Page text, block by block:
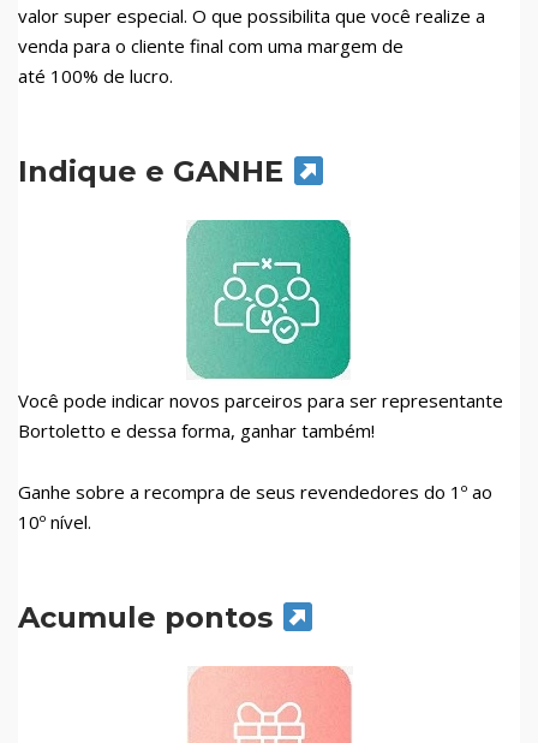
valor super especial. O que possibilita que você realize a
venda para o cliente final com uma margem de
até 100% de lucro.
Indique e GANHE
Você pode indicar novos parceiros para ser representante
Bortoletto e dessa forma, ganhar também!
Ganhe sobre a recompra de seus revendedores do 1º ao
10º nível.
Acumule pontos